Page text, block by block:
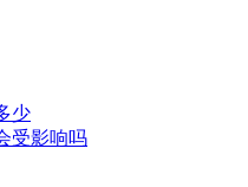
少
受影响吗